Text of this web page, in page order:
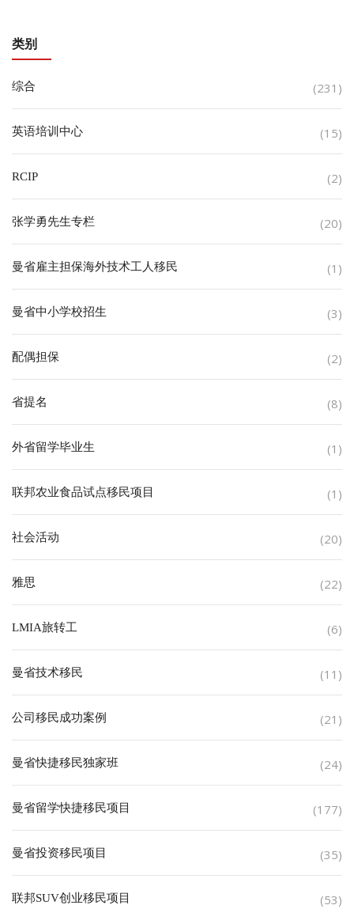
类别
综合 (231)
英语培训中心 (15)
RCIP (2)
张学勇先生专栏 (20)
曼省雇主担保海外技术工人移民 (1)
曼省中小学校招生 (3)
配偶担保 (2)
省提名 (8)
外省留学毕业生 (1)
联邦农业食品试点移民项目 (1)
社会活动 (20)
雅思 (22)
LMIA旅转工 (6)
曼省技术移民 (11)
公司移民成功案例 (21)
曼省快捷移民独家班 (24)
曼省留学快捷移民项目 (177)
曼省投资移民项目 (35)
联邦SUV创业移民项目 (53)